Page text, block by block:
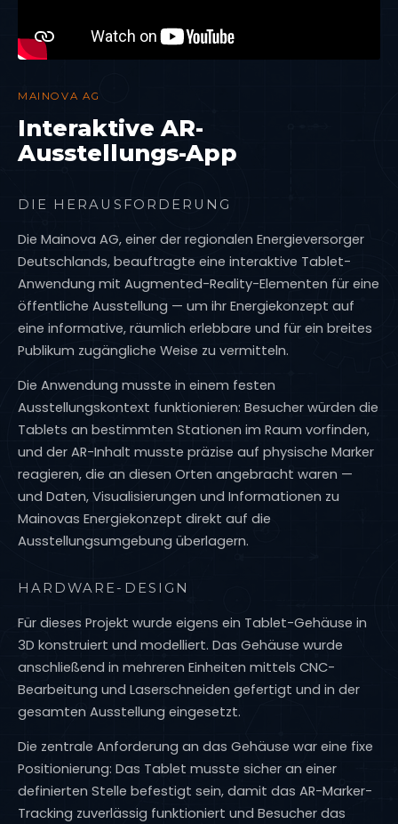
MAINOVA AG
Interaktive AR-
Ausstellungs-App
DIE HERAUSFORDERUNG
Die Mainova AG, einer der regionalen Energieversorger
Deutschlands, beauftragte eine interaktive Tablet-
Anwendung mit Augmented-Reality-Elementen für eine
öffentliche Ausstellung — um ihr Energiekonzept auf
eine informative, räumlich erlebbare und für ein breites
Publikum zugängliche Weise zu vermitteln.
Die Anwendung musste in einem festen
Ausstellungskontext funktionieren: Besucher würden die
Tablets an bestimmten Stationen im Raum vorfinden,
und der AR-Inhalt musste präzise auf physische Marker
reagieren, die an diesen Orten angebracht waren —
und Daten, Visualisierungen und Informationen zu
Mainovas Energiekonzept direkt auf die
Ausstellungsumgebung überlagern.
HARDWARE-DESIGN
Für dieses Projekt wurde eigens ein Tablet-Gehäuse in
3D konstruiert und modelliert. Das Gehäuse wurde
anschließend in mehreren Einheiten mittels CNC-
Bearbeitung und Laserschneiden gefertigt und in der
gesamten Ausstellung eingesetzt.
Die zentrale Anforderung an das Gehäuse war eine fixe
Positionierung: Das Tablet musste sicher an einer
definierten Stelle befestigt sein, damit das AR-Marker-
Tracking zuverlässig funktioniert und Besucher das